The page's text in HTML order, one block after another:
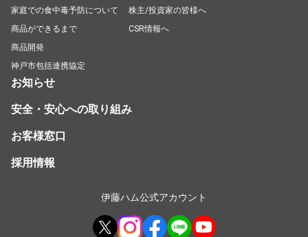
家庭での食中毒予防について
商品ができるまで
商品開発
神戸市包括連携協定
株主/投資家の皆様へ
CSR情報へ
お知らせ
安全・安心への取り組み
お客様窓口
採用情報
伊藤ハム公式アカウント